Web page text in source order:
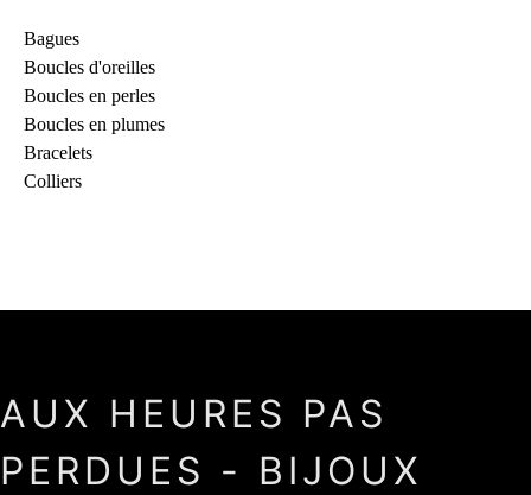
Bagues
Boucles d'oreilles
Boucles en perles
Boucles en plumes
Bracelets
Colliers
AUX HEURES PAS
PERDUES - BIJOUX